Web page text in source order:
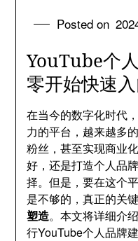
Posted on
YouTube个
零开始快速
在当今的数字化时代
力的平台，越来越多
粉丝，甚至实现商业
好，还是打造个人品
择。但是，要在这个
是不够的，真正的关
塑造。本文将详细介
行YouTube个人品牌建